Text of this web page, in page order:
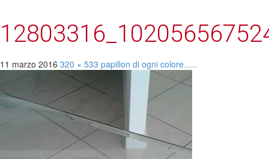
11 marzo 2016 320 × 533 papillon di ogni colore…..